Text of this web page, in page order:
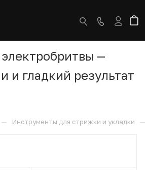
—
и гладкий результат
— Инструменты для стрижки и укладки —